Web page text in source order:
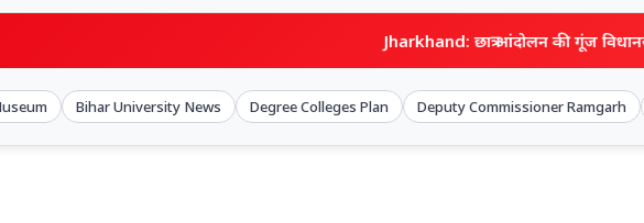
Jharkhand: छात्र आंदोलन की गूंज विधानसभा तक पहुंची,
Bihar University News Degree Colleges Plan Deputy Commissioner Ramgarh